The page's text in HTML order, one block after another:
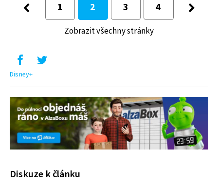
1 2 3 4
Zobrazit všechny stránky
Disney+
Diskuze k článku